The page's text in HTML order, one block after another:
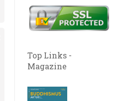
Top Links -
Magazine